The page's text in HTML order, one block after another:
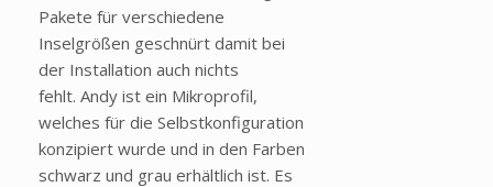
Pakete für verschiedene
Inselgrößen geschnürt damit bei
der Installation auch nichts
fehlt. Andy ist ein Mikroprofil,
welches für die Selbstkonfiguration
konzipiert wurde und in den Farben
schwarz und grau erhältlich ist. Es